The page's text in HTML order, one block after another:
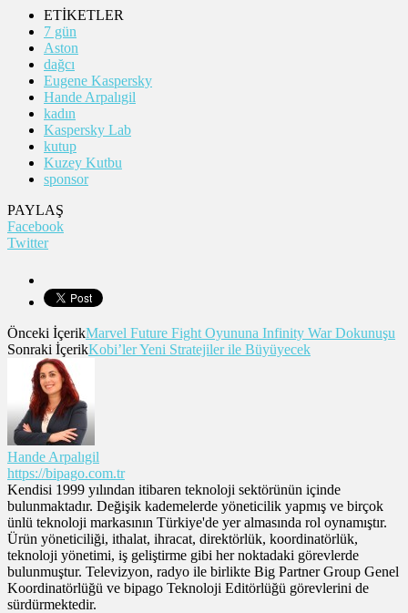
ETİKETLER
7 gün
Aston
dağcı
Eugene Kaspersky
Hande Arpalıgil
kadın
Kaspersky Lab
kutup
Kuzey Kutbu
sponsor
PAYLAŞ
Facebook
Twitter
Önceki İçerikMarvel Future Fight Oyununa Infinity War Dokunuşu
Sonraki İçerikKobi’ler Yeni Stratejiler ile Büyüyecek
Hande Arpalıgil
https://bipago.com.tr
Kendisi 1999 yılından itibaren teknoloji sektörünün içinde
bulunmaktadır. Değişik kademelerde yöneticilik yapmış ve birçok
ünlü teknoloji markasının Türkiye'de yer almasında rol oynamıştır.
Ürün yöneticiliği, ithalat, ihracat, direktörlük, koordinatörlük,
teknoloji yönetimi, iş geliştirme gibi her noktadaki görevlerde
bulunmuştur. Televizyon, radyo ile birlikte Big Partner Group Genel
Koordinatörlüğü ve bipago Teknoloji Editörlüğü görevlerini de
sürdürmektedir.